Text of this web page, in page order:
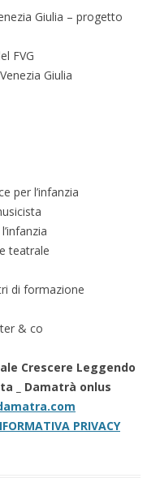
Giulia – progetto
FVG
Giulia
per l’infanzia
teatrale
di formazione
& co
Crescere Leggendo
_ Damatrà onlus
PRIVACY